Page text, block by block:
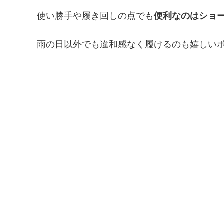
使い勝手や履き回しの点でも便利なのはショ
雨の日以外でも違和感なく履けるのも嬉しい